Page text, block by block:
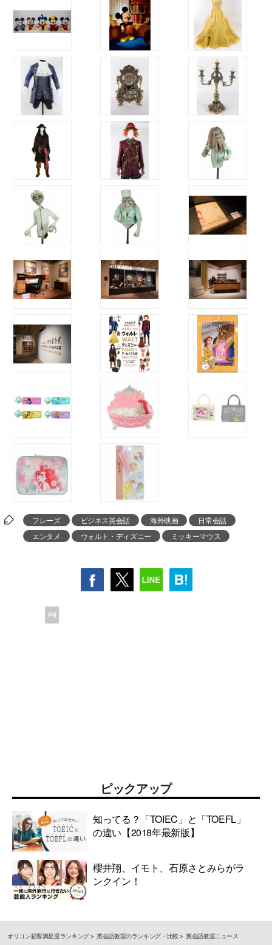
フレーズ ビジネス英会話 海外映画
日常会話
エンタメ
ウォルト・ディズニー ミッキーマウス
PR
ピックアップ
知ってる？「TOIEC」と「TOEFL」
の違い【2018年最新版】
櫻井翔、イモト、石原さとみらがラ
ンクイン！
オリコン顧客満足度ランキング 英会話教室のランキング・比較
英会話教室ニュース